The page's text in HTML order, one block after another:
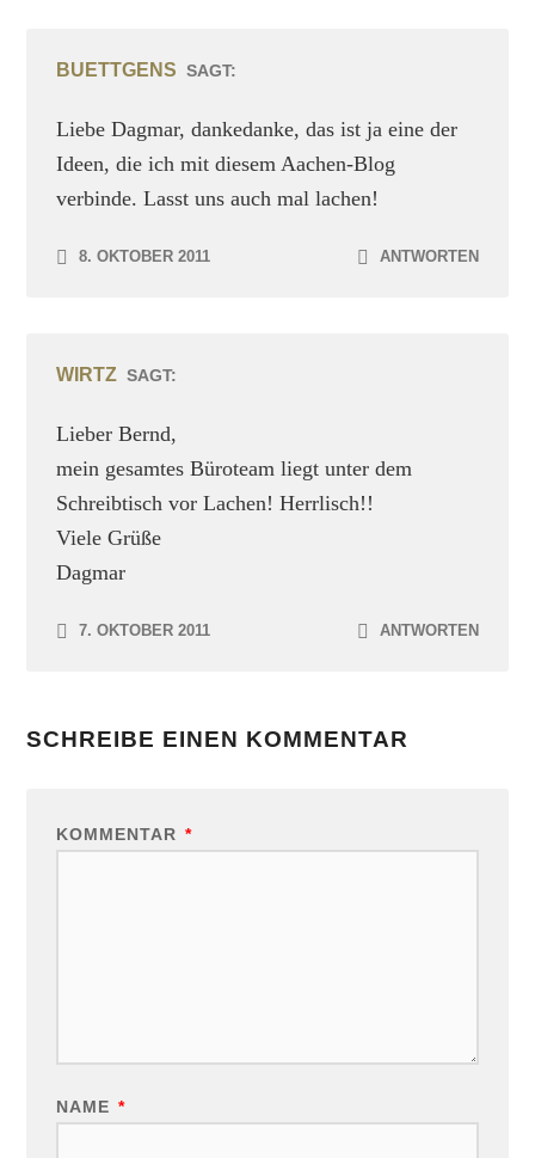
BUETTGENS SAGT:
Liebe Dagmar, dankedanke, das ist ja eine der
Ideen, die ich mit diesem Aachen-Blog
verbinde. Lasst uns auch mal lachen!
8. OKTOBER 2011 ANTWORTEN
WIRTZ SAGT:
Lieber Bernd,
mein gesamtes Büroteam liegt unter dem
Schreibtisch vor Lachen! Herrlisch!!
Viele Grüße
Dagmar
7. OKTOBER 2011 ANTWORTEN
SCHREIBE EINEN KOMMENTAR
KOMMENTAR *
NAME *